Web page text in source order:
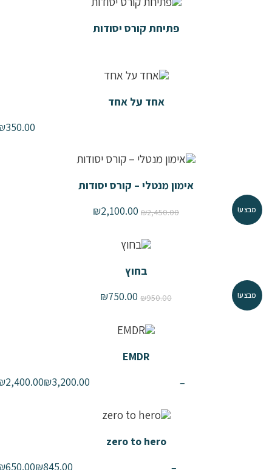
פתיחת קורס יסודות
אחד על אחד
₪350.00
מבצע!
אימון מנטלי – קורס יסודות
₪2,450.00
₪2,100.00
מבצע!
בחוץ
₪950.00
₪750.00
EMDR
₪2,400.00₪3,200.00
zero to hero
₪650.00₪845.00